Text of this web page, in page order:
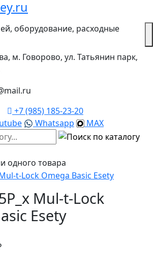
оборудование, расходные
м. Говорово, ул. Татьянин парк,
+7 (985) 185-23-20
Whatsapp MAX
одного товара
Mul-t-Lock
Esety